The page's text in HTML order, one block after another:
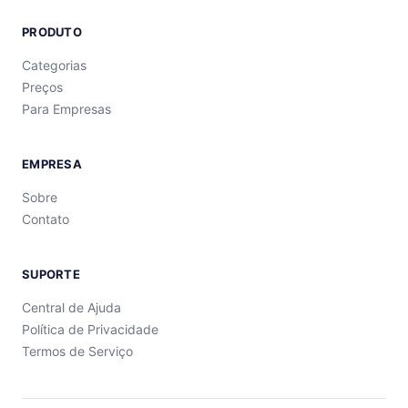
PRODUTO
Categorias
Preços
Para Empresas
EMPRESA
Sobre
Contato
SUPORTE
Central de Ajuda
Política de Privacidade
Termos de Serviço